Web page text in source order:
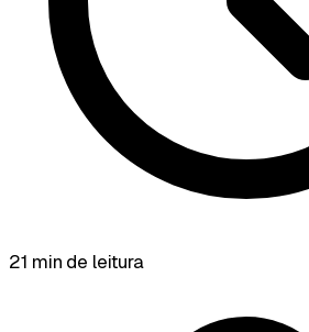
21 min de leitura